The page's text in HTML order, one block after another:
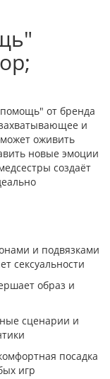
помощь" от бренда
и
оживить
новые эмоции
создаёт
и подвязками
сексуальности
образ и
сценарии и
посадка
игр